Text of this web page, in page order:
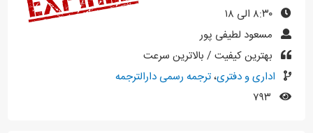
۸:۳۰ الی ۱۸
مسعود لطیفی پور
بهترین کیفیت / بالاترین سرعت
اداری و دفتری،ترجمه رسمی دارالترجمه